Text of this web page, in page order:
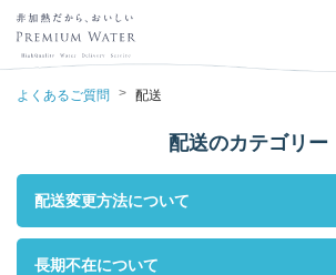
よくあるご質問 > 配送
配送のカテゴリー
配送変更方法について
長期不在について